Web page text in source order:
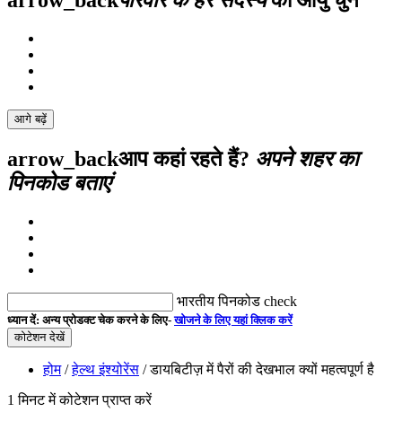
आगे बढ़ें
arrow_backआप कहां रहते हैं? अपने शहर का
पिनकोड बताएं
भारतीय पिनकोड check
ध्यान दें: अन्य प्रोडक्ट चेक करने के लिए-खोजने के लिए यहां क्लिक करें
कोटेशन देखें
होम/हेल्थ इंश्योरेंस / डायबिटीज़ में पैरों की देखभाल क्यों महत्वपूर्ण है
1 मिनट में कोटेशन प्राप्त करें